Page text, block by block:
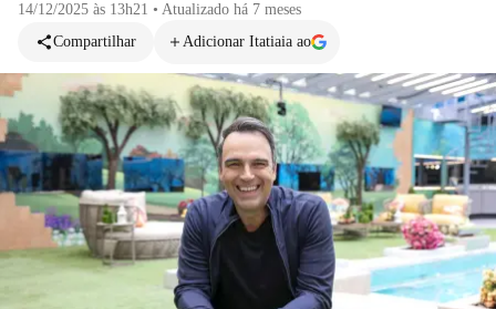
14/12/2025 às 13h21 • Atualizado há 7 meses
Compartilhar
Adicionar Itatiaia ao